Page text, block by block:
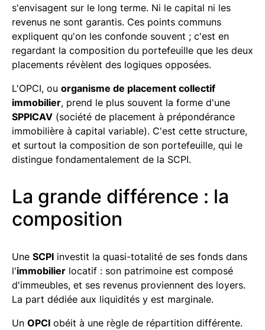
s'envisagent sur le long terme. Ni le capital ni les
revenus ne sont garantis. Ces points communs
expliquent qu'on les confonde souvent ; c'est en
regardant la composition du portefeuille que les deux
placements révèlent des logiques opposées.
L'OPCI, ou organisme de placement collectif
immobilier, prend le plus souvent la forme d'une
SPPICAV (société de placement à prépondérance
immobilière à capital variable). C'est cette structure,
et surtout la composition de son portefeuille, qui le
distingue fondamentalement de la SCPI.
La grande différence : la
composition
Une SCPI investit la quasi-totalité de ses fonds dans
l'immobilier locatif : son patrimoine est composé
d'immeubles, et ses revenus proviennent des loyers.
La part dédiée aux liquidités y est marginale.
Un OPCI obéit à une règle de répartition différente.